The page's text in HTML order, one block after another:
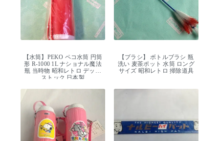
【水筒】PEKO ペコ水筒 円筒
形 R-1000 1L ナショナル魔法
瓶 当時物 昭和レトロ デッド
ストック 日本製
【ブラシ】 ボトルブラシ 瓶
洗い 麦茶ポット 水筒 ロング
サイズ 昭和レトロ 掃除道具